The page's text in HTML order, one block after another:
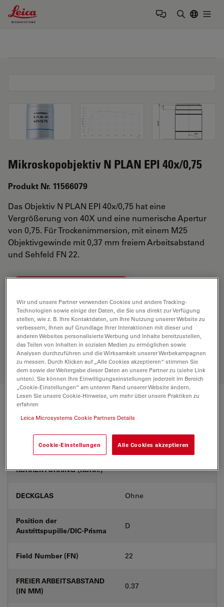
Leica Microsystems Logo
Mikroskopobjektiv N PLAN EPI 40x/0,75
Produkt Nr. 11566079
Das Objektiv N PLAN EPI 40x/0,75 hat eine
Vergrößerung von 40X und eine numerische Apertur
von 0,75. Für Trockenimmersion, mit einem M25
Objektivgewinde mit 0,37 mm freiem Arbeitsabstand
und Sehfeld FN 22.
Entdecken Sie die perfekte Lösung.
Erkunden Sie unseren Objective
Finder, vergleichen Sie Alternativen
und finden Sie die beste Lösung für
Ihre Anforderungen.
Technische Daten
Produktnummer 11566079
KORREKTURRING (KORR.) -
DECKGLAS Ohne
Position der
Austrittspupille/DIC-Prisma
D
Field Number (FN) 22
FREIER ARBEITSABSTAND
(IN MM)
0.37
Wir und unsere Partner verwenden Cookies und andere Tracking-
Technologien sowie einige der Daten, die Sie uns direkt zur Verfügung
stellen, wie z. B. Ihre Kontaktdaten, um Ihre Nutzung unserer Website zu
verbessern, Ihnen auf Grundlage Ihrer Interaktionen mit dieser und
anderen Websites personalisierte Werbung und Inhalte bereitzustellen,
das Teilen von Inhalten in sozialen Medien zu ermöglichen sowie
Analysen durchzuführen und die Wirksamkeit unserer Werbekampagnen
zu messen. Durch Klicken auf „Alle Cookies akzeptieren“ stimmen Sie
dem sowie der Weitergabe dieser Daten an unsere Partner zu (siehe Link
unten). Sie können Ihre Einwilligungseinstellungen jederzeit im Bereich
„Cookie-Einstellungen“ am unteren Rand unserer Website ändern.
Lesen Sie unsere Cookie-Hinweise, um mehr über unsere Praktiken zu
erfahren
Leica Microsystems Cookie Partners Details
Cookie-Einstellungen Alle Cookies akzeptieren